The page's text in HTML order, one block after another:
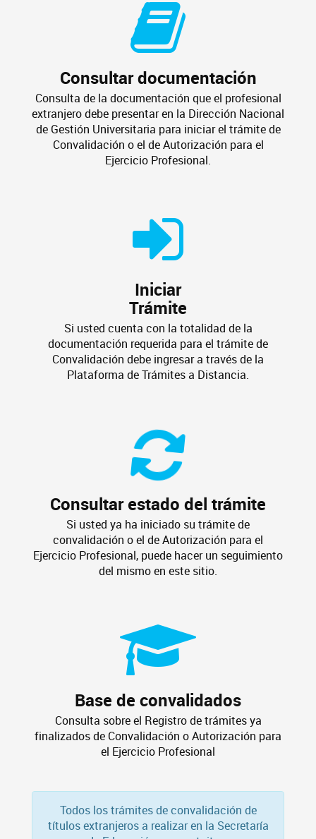
Consultar documentación
Consulta de la documentación que el profesional
extranjero debe presentar en la Dirección Nacional
de Gestión Universitaria para iniciar el trámite de
Convalidación o el de Autorización para el
Ejercicio Profesional.
Iniciar
Trámite
Si usted cuenta con la totalidad de la
documentación requerida para el trámite de
Convalidación debe ingresar a través de la
Plataforma de Trámites a Distancia.
Consultar estado del trámite
Si usted ya ha iniciado su trámite de
convalidación o el de Autorización para el
Ejercicio Profesional, puede hacer un seguimiento
del mismo en este sitio.
Base de convalidados
Consulta sobre el Registro de trámites ya
finalizados de Convalidación o Autorización para
el Ejercicio Profesional
Todos los trámites de convalidación de
títulos extranjeros a realizar en la Secretaría